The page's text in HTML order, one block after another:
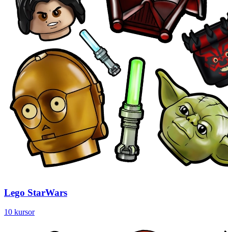
Lego StarWars
10 kursor